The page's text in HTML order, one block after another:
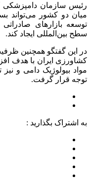
رئیس سازمان
میان دو کشور می‌تواند
توسعه بازارهای
سطح بین‌المللی ایجاد کند.
در این گفتگو همچنین
کشاورزی ایران با هدف
مواد بیولوژیک دامی و
توجه قرار گرفت.
به اشتراک بگذارید :